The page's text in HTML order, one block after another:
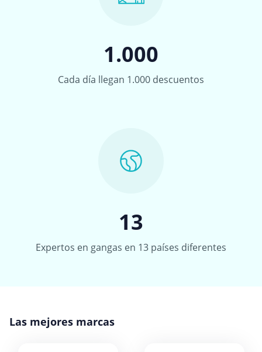
1.000
Cada día llegan 1.000 descuentos
13
Expertos en gangas en 13 países diferentes
Las mejores marcas